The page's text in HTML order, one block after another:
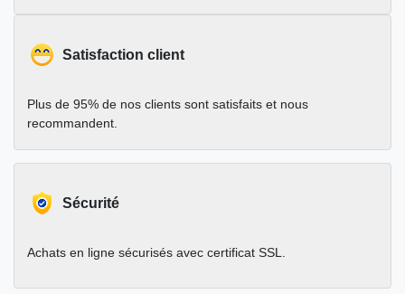
Satisfaction client
Plus de 95% de nos clients sont satisfaits et nous
recommandent.
Sécurité
Achats en ligne sécurisés avec certificat SSL.